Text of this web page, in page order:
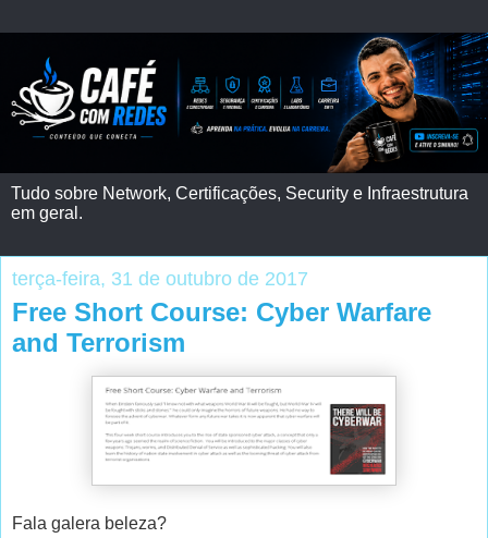
Tudo sobre Network, Certificações, Security e Infraestrutura
em geral.
terça-feira, 31 de outubro de 2017
Free Short Course: Cyber Warfare
and Terrorism
Fala galera beleza?